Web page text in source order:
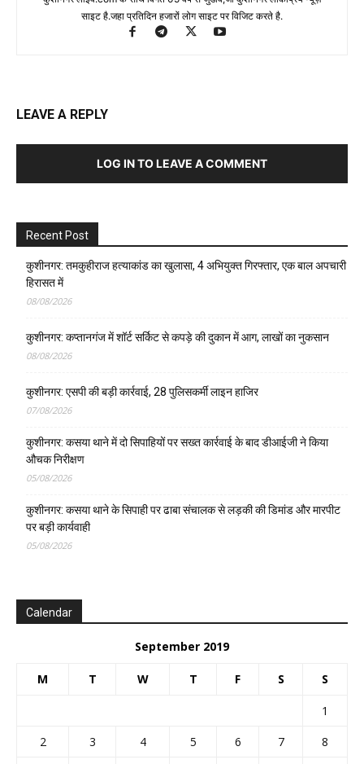
साइट है.जहा प्रतिदिन हजारों लोग साइट पर विजिट करते है.
LEAVE A REPLY
LOG IN TO LEAVE A COMMENT
Recent Post
कुशीनगर: तमकुहीराज हत्याकांड का खुलासा, 4 अभियुक्त गिरफ्तार, एक बाल अपचारी
हिरासत में
08/08/2026
कुशीनगर: कप्तानगंज में शॉर्ट सर्किट से कपड़े की दुकान में आग, लाखों का नुकसान
08/08/2026
कुशीनगर: एसपी की बड़ी कार्रवाई, 28 पुलिसकर्मी लाइन हाजिर
07/08/2026
कुशीनगर: कसया थाने में दो सिपाहियों पर सख्त कार्रवाई के बाद डीआईजी ने किया
औचक निरीक्षण
05/08/2026
कुशीनगर: कसया थाने के सिपाही पर ढाबा संचालक से लड़की की डिमांड और मारपीट
पर बड़ी कार्यवाही
05/08/2026
Calendar
September 2019
M T W T F S S
1
2
3 4 5 6 7
8